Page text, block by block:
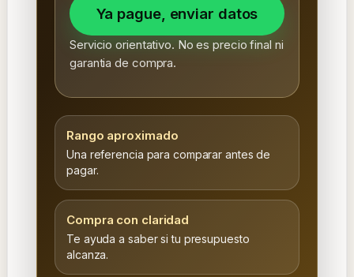
Ya pague, enviar datos
Servicio orientativo. No es precio final ni
garantia de compra.
Rango aproximado
Una referencia para comparar antes de
pagar.
Compra con claridad
Te ayuda a saber si tu presupuesto
alcanza.